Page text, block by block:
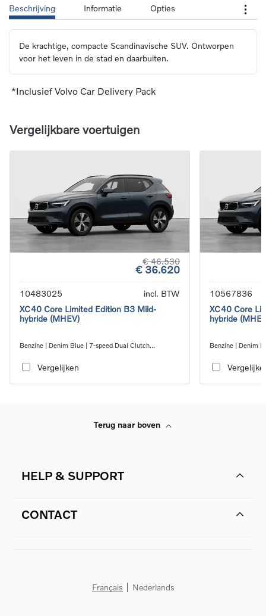
Beschrijving Informatie Opties
De krachtige, compacte Scandinavische SUV. Ontworpen
voor het leven in de stad en daarbuiten.
*Inclusief Volvo Car Delivery Pack
Vergelijkbare voertuigen
€ 46.530
€ 36.620
10483025
incl. BTW
XC40 Core Limited Edition B3 Mild-
hybride (MHEV)
Benzine | Denim Blue | 7-speed Dual Clutch
Vergelijken
10567836
XC40 Core
hybride
Benzine | Denim
Terug naar boven
HELP & SUPPORT
CONTACT
Français Nederlands